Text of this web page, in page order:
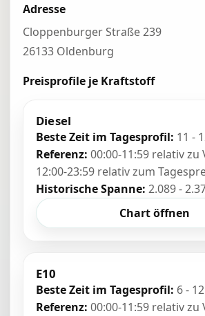
Adresse
Cloppenburger Straße 239
26133 Oldenburg
Preisprofile je Kraftstoff
Diesel
Beste Zeit im Tagesprofil: 11 -
Referenz: 00:00-11:59 relativ zu
12:00-23:59 relativ zum
Historische Spanne: 2.089 -
Chart öffnen
E10
Beste Zeit im Tagesprofil: 6 -
Referenz: 00:00-11:59 relativ zu